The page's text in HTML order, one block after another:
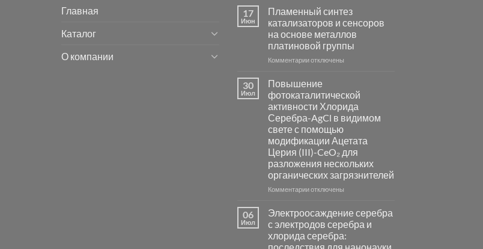
Главная
Каталог
О компании
17
Июн
Пламенный синтез
катализаторов и сенсоров
на основе металлов
платиновой группы
Комментариик
синтез
катализаторов
и
сенсоров
на
основе
металлов
платиновой
группы
отключены
30
Июл
Повышение
фотокаталитической
активности Хлорида
Серебра-AgCl в видимом
свете с помощью
модификации Ацетата
Церия (III)-CeO₂ для
разложения нескольких
органических загрязнителей
Комментариик
фотокаталитической
активности
Хлорида
отключены
06
Июл
Электроосаждение серебра
с электродов серебра и
хлорида серебра: